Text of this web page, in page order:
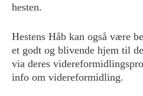
hesten.
Hestens Håb kan også være
et godt og blivende hjem til
via deres
info om videreformidling.